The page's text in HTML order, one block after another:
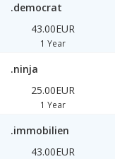
.democrat
43.00EUR
1 Year
.ninja
25.00EUR
1 Year
.immobilien
43.00EUR